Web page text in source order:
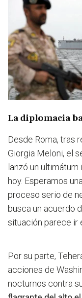
La diplomacia
Desde Roma, tras
Giorgia Meloni, el
lanzó un
hoy. Esperamos
proceso serio de
busca un acuerdo
situación parece ir
Por su parte,
acciones de
nocturnos contra